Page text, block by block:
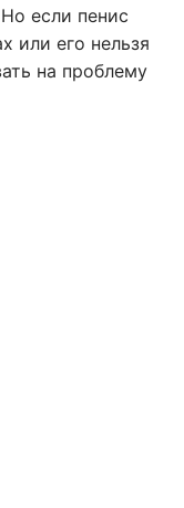
если пенис
или его нельзя
на проблему